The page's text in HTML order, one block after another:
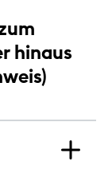
hinaus